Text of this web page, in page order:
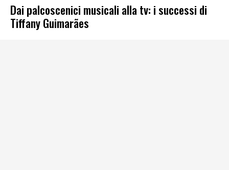
Dai palcoscenici musicali alla tv: i successi di
Tiffany Guimarães